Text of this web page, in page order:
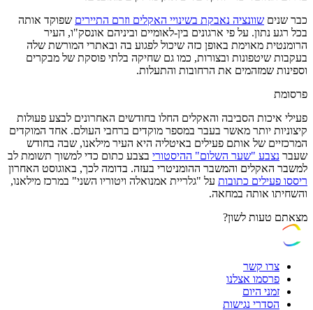
כבר שנים שוונציה נאבקת בשינויי האקלים וזרם התיירים שפוקד אותה
בכל רגע נתון. על פי ארגונים בין-לאומיים וביניהם אונסק"ו, העיר
הרומנטית מאוימת באופן כזה שיכול לפגוע בה ובאתרי המורשת שלה
בעקבות שיטפונות ובצורות, כמו גם שחיקה בלתי פוסקת של מבקרים
וספינות שמזהמים את הרחובות והתעלות.
פרסומת
פעילי איכות הסביבה והאקלים החלו בחודשים האחרונים לבצע פעולות
קיצוניות יותר מאשר בעבר במספר מוקדים ברחבי העולם. אחד המוקדים
המרכזיים של אותם פעילים באיטליה היא העיר מילאנו, שבה בחודש
שעבר נצבע "שער השלום" ההיסטורי בצבע כתום כדי למשוך תשומת לב
למשבר האקלים והמשבר ההומניטרי בעזה. בדומה לכך, באוגוסט האחרון
ריססו פעילים כתובות על "גלריית אמנואלה ויטוריו השני" במרכז מילאנו,
והשחיתו אותה במחאה.
מצאתם טעות לשון?
צרו קשר
פרסמו אצלנו
זמני היום
הסדרי נגישות